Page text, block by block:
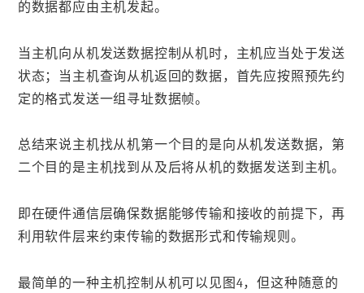
的数据都应由主机发起。
当主机向从机发送数据控制从机时，主机应当处于发送
状态；当主机查询从机返回的数据，首先应按照预先约
定的格式发送一组寻址数据帧。
总结来说主机找从机第一个目的是向从机发送数据，第
二个目的是主机找到从及后将从机的数据发送到主机。
即在硬件通信层确保数据能够传输和接收的前提下，再
利用软件层来约束传输的数据形式和传输规则。
最简单的一种主机控制从机可以见图4，但这种随意的